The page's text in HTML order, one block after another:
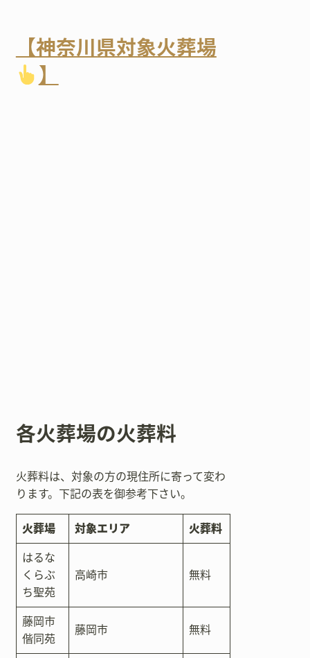
【神奈川県対象火葬場
】
各火葬場の火葬料
火葬料は、対象の方の現住所に寄って変わ
ります。下記の表を御参考下さい。
火葬場 対象エリア 火葬料
はるな
くらぶ
ち聖苑
高崎市 無料
藤岡市
偕同苑
藤岡市 無料